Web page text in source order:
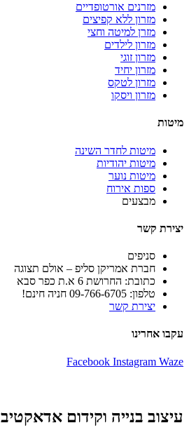
מזרנים אורטופדיים
מזרון ללא קפיצים
מזרן למיטה וחצי
מזרון לילדים
מזרון זוגי
מזרון יחיד
מזרון לטקס
מזרון ויסקו
מיטות
מיטות לחדר השינה
מיטות יהודיות
מיטות נוער
ספות אירוח
מבצעים
יצירת קשר
סניפים
חברת אמריקן סליפ – אולם תצוגה
כתובת: החרושת 6 א.ת כפר סבא
טלפון: 09-766-6705 חניה חינם!
יצירת קשר
עקבו אחרינו
Facebook Instagram Waze
עיצוב בנייה וקידום אדאקטיב